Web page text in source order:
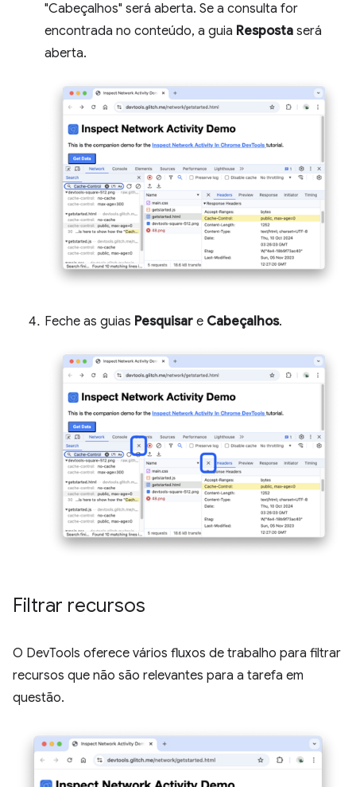
"Cabeçalhos" será aberta. Se a consulta for
encontrada no conteúdo, a guia Resposta será
aberta.
Feche as guias Pesquisar e Cabeçalhos.
Filtrar recursos
O DevTools oferece vários fluxos de trabalho para filtrar
recursos que não são relevantes para a tarefa em
questão.